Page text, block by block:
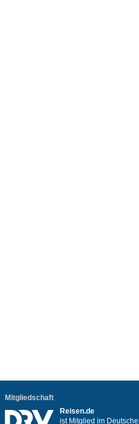
Mitgliedschaft
Reisen.de
ist Mitglied im